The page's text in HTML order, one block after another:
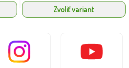
Zvoliť variant